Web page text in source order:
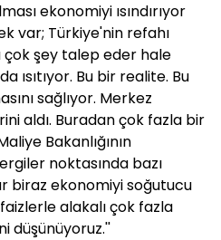
ekonomiyi ısındırıyor
var; Türkiye'nin refahı
çok şey talep eder hale
ısıtıyor. Bu bir realite. Bu
sağlıyor. Merkez
aldı. Buradan çok fazla bir
Bakanlığının
noktasında bazı
biraz ekonomiyi soğutucu
alakalı çok fazla
düşünüyoruz.''